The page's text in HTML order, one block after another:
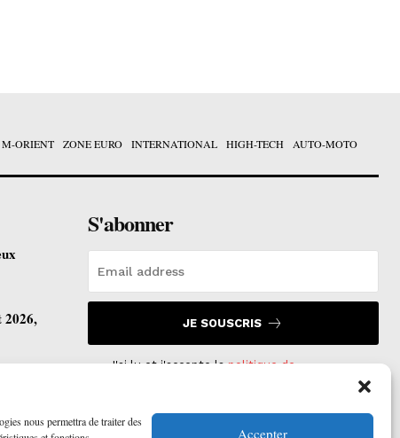
nous permettra de traiter des
Accepter
M-ORIENT ZONE EURO INTERNATIONAL HIGH-TECH AUTO-MOTO
2026,
ses
S'abonner
JE SOUSCRIS
J'ai lu et j'accepte lapolitique de